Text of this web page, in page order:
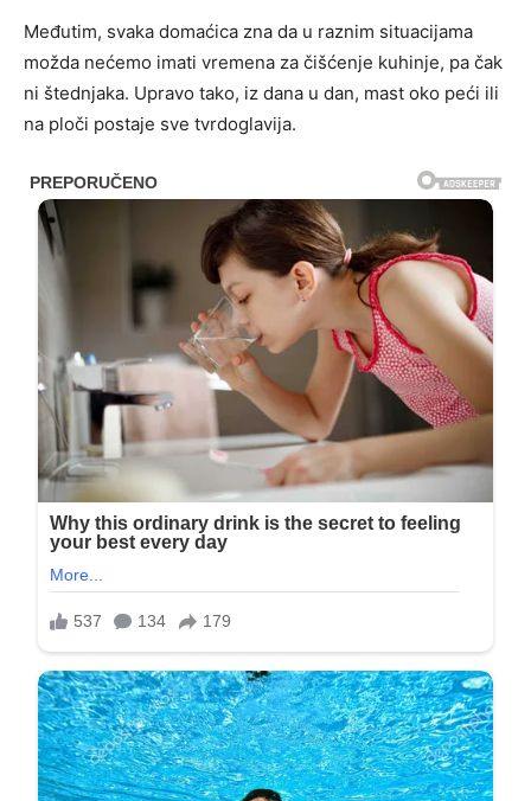
Međutim, svaka domaćica zna da u raznim situacijama
možda nećemo imati vremena za čišćenje kuhinje, pa čak
ni štednjaka. Upravo tako, iz dana u dan, mast oko peći ili
na ploči postaje sve tvrdoglavija.